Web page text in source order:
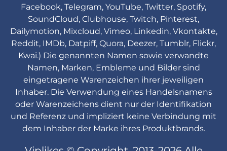
Facebook, Telegram, YouTube, Twitter, Spotify,
SoundCloud, Clubhouse, Twitch, Pinterest,
Dailymotion, Mixcloud, Vimeo, Linkedin, Vkontakte,
Reddit, IMDb, Datpiff, Quora, Deezer, Tumblr, Flickr,
Kwai.) Die genannten Namen sowie verwandte
Namen, Marken, Embleme und Bilder sind
eingetragene Warenzeichen ihrer jeweiligen
Inhaber. Die Verwendung eines Handelsnamens
oder Warenzeichens dient nur der Identifikation
und Referenz und impliziert keine Verbindung mit
dem Inhaber der Marke ihres Produktbrands.